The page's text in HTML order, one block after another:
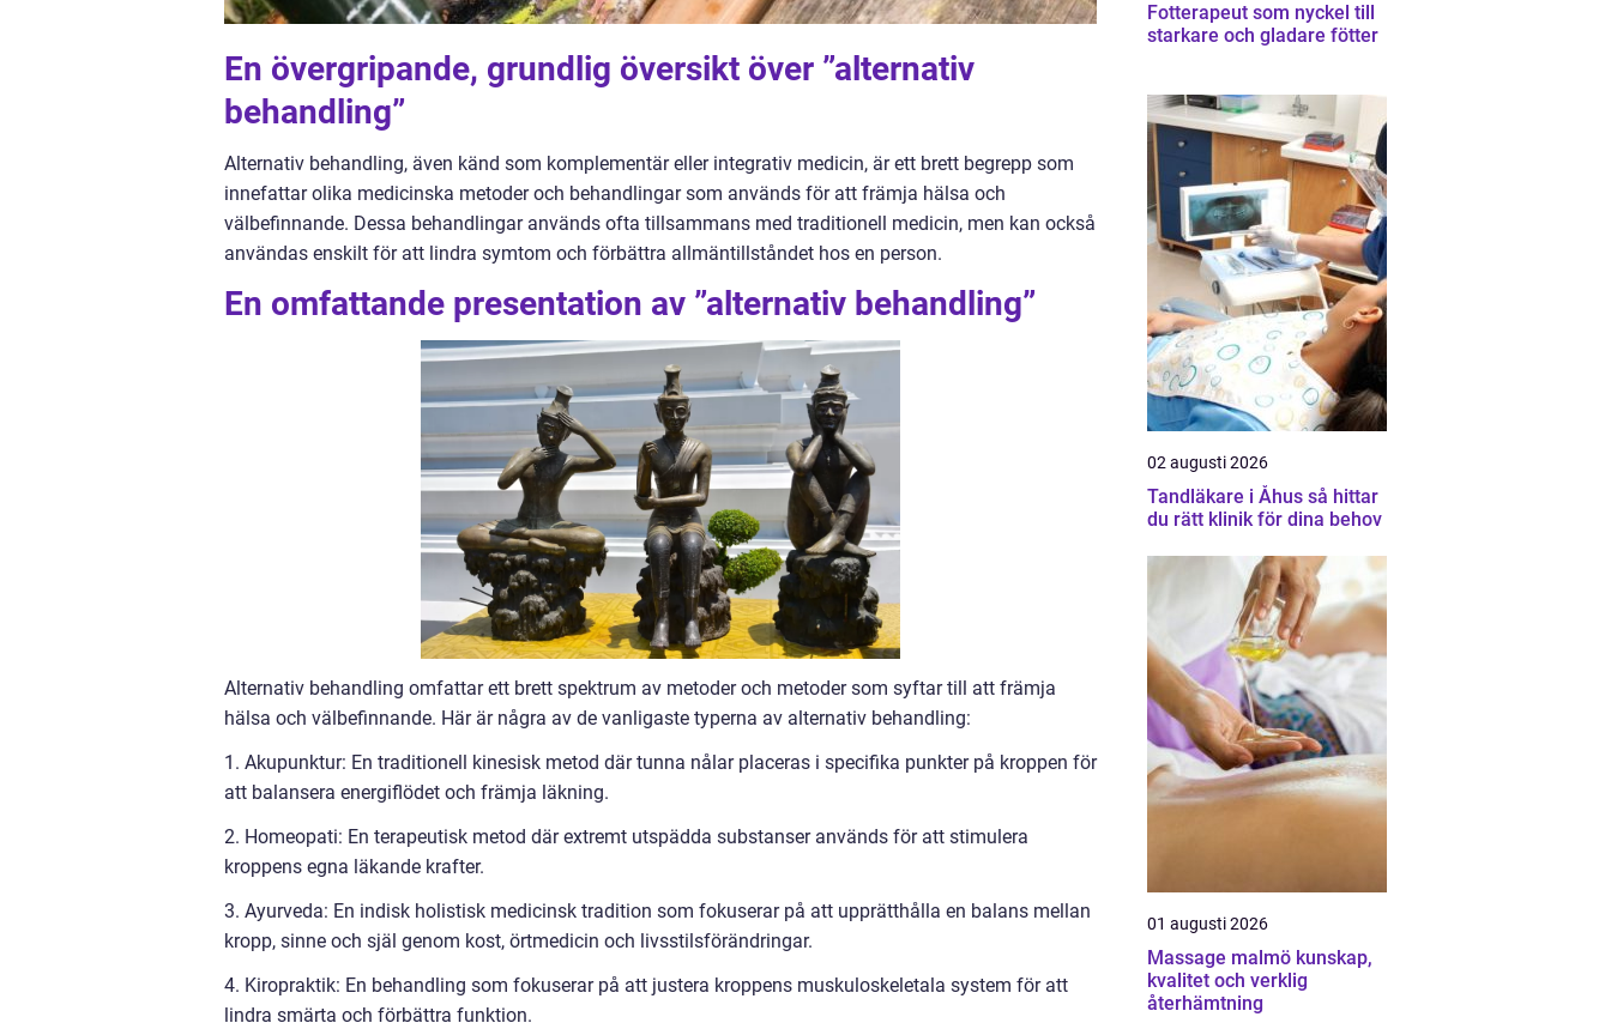
En övergripande, grundlig översikt över ”alternativ
behandling”
Alternativ behandling, även känd som komplementär eller integrativ medicin, är ett brett begrepp som
innefattar olika medicinska metoder och behandlingar som används för att främja hälsa och
välbefinnande. Dessa behandlingar används ofta tillsammans med traditionell medicin, men kan också
användas enskilt för att lindra symtom och förbättra allmäntillståndet hos en person.
En omfattande presentation av ”alternativ behandling”
Alternativ behandling omfattar ett brett spektrum av metoder och metoder som syftar till att främja
hälsa och välbefinnande. Här är några av de vanligaste typerna av alternativ behandling:
1. Akupunktur: En traditionell kinesisk metod där tunna nålar placeras i specifika punkter på kroppen för
att balansera energiflödet och främja läkning.
2. Homeopati: En terapeutisk metod där extremt utspädda substanser används för att stimulera
kroppens egna läkande krafter.
3. Ayurveda: En indisk holistisk medicinsk tradition som fokuserar på att upprätthålla en balans mellan
kropp, sinne och själ genom kost, örtmedicin och livsstilsförändringar.
4. Kiropraktik: En behandling som fokuserar på att justera kroppens muskuloskeletala system för att
lindra smärta och förbättra funktion.
Fotterapeut som nyckel till
starkare och gladare fötter
02 augusti 2026
Tandläkare i Åhus så hittar
du rätt klinik för dina behov
01 augusti 2026
Massage malmö kunskap,
kvalitet och verklig
återhämtning